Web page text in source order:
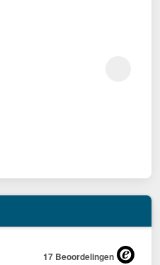
17 Beoordelingen